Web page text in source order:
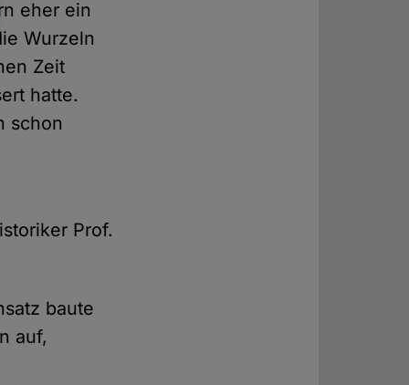
eher ein
Wurzeln
Zeit
hatte.
schon
Prof.
baute
auf,